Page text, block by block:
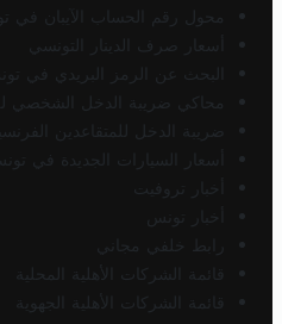
محول رقم الحساب الآيبان في
أسعار صرف الدينار التونسي
البحث عن الرمز البريدي في
محاكي ضريبة الدخل الشخصي
ضريبة الدخل للمتقاعدين
أسعار السيارات الجديدة في
أخبار تروفيت
أخبار تونس
رابط خلفي مجاني
قائمة الشركات الأهلية المحلية
قائمة الشركات الأهلية الجهوية